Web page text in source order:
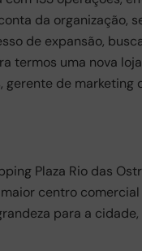
da organização,
de expansão,
termos uma nova
gerente de marketing
Plaza Rio das
centro
para a